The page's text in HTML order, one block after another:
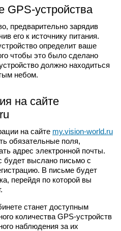
устройства
предварительно зарядив
его к источнику питания.
определит ваше
чтобы это было сделано
должно находиться
небом.
на сайте
на сайте my.vision-world.ru
обязательные поля,
адрес электронной почты.
будет выслано письмо с
В письме будет
перейдя по которой вы
станет доступным
количества GPS-устройств
наблюдения за их